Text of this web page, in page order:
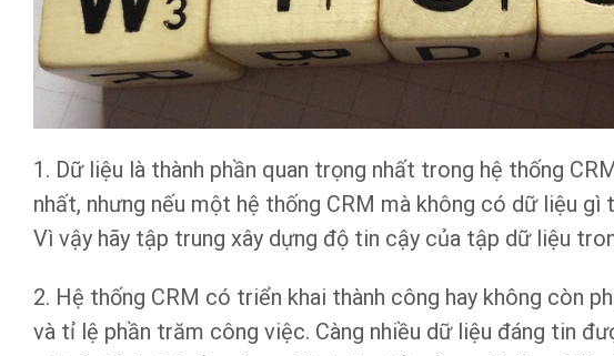
1. Dữ liệu là thành phần quan trọng nhất trong hệ thống
nhất, nhưng nếu một hệ thống CRM mà không có dữ liệu
Vì vậy hãy tập trung xây dựng độ tin cậy của tập dữ liệu
2. Hệ thống CRM có triển khai thành công hay không còn
và tỉ lệ phần trăm công việc. Càng nhiều dữ liệu đáng tin